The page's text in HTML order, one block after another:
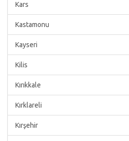
Kars
Kastamonu
Kayseri
Kilis
Kırıkkale
Kırklareli
Kırşehir